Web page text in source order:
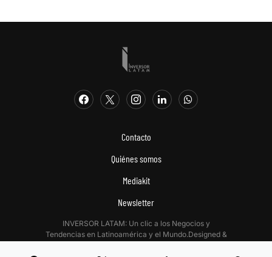
Contacto
Quiénes somos
Mediakit
Newsletter
INVERSOR LATAM: Un clic a los Negocios y
Tendencias en Latinoamérica y el Mundo.Designed &